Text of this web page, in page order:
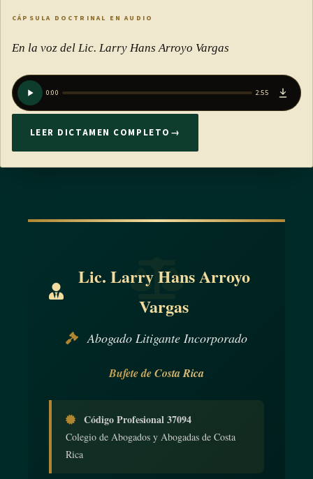
CÁPSULA DOCTRINAL EN AUDIO
En la voz del Lic. Larry Hans Arroyo Vargas
0:00 2:55
LEER DICTAMEN COMPLETO →
Lic. Larry Hans Arroyo
Vargas
Abogado Litigante Incorporado
Bufete de Costa Rica
Código Profesional 37094
Colegio de Abogados y Abogadas de Costa
Rica